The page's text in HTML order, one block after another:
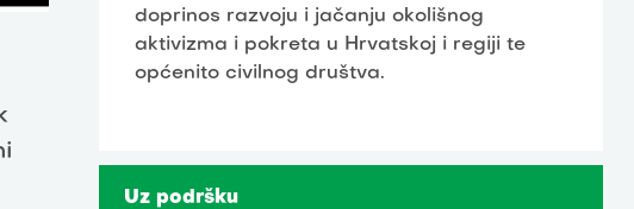
doprinos razvoju i jačanju okolišnog
aktivizma i pokreta u Hrvatskoj i regiji te
općenito civilnog društva.
Uz podršku